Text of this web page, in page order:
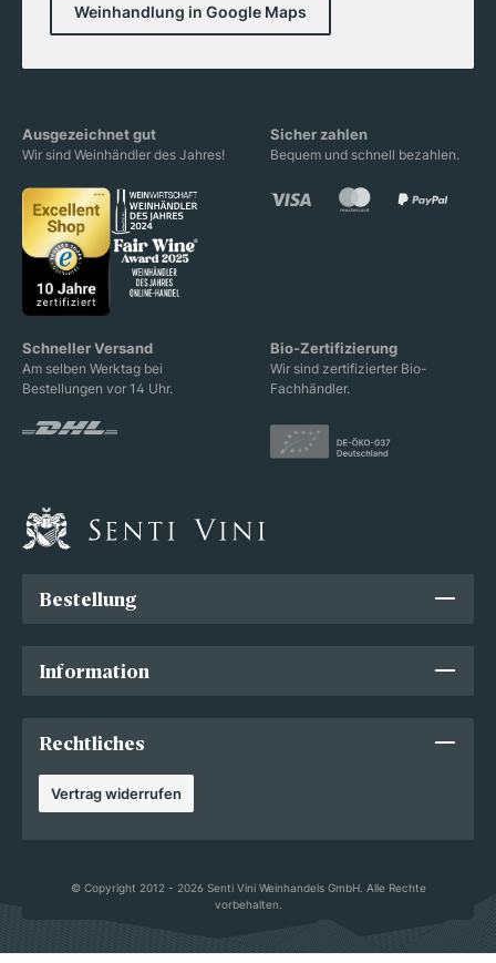
Weinhandlung in Google Maps
Ausgezeichnet gut
Wir sind Weinhändler des Jahres!
Sicher zahlen
Bequem und schnell bezahlen.
Schneller Versand
Am selben Werktag bei
Bestellungen vor 14 Uhr.
Bio-Zertifizierung
Wir sind zertifizierter Bio-
Fachhändler.
Bestellung
Information
Rechtliches
Vertrag widerrufen
© Copyright 2012 - 2026 Senti Vini Weinhandels GmbH. Alle Rechte
vorbehalten.